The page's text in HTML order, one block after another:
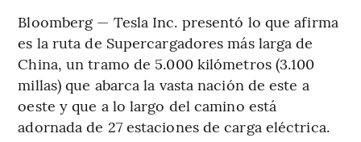
Bloomberg — Tesla Inc. presentó lo que afirma
es la ruta de Supercargadores más larga de
China, un tramo de 5.000 kilómetros (3.100
millas) que abarca la vasta nación de este a
oeste y que a lo largo del camino está
adornada de 27 estaciones de carga eléctrica.